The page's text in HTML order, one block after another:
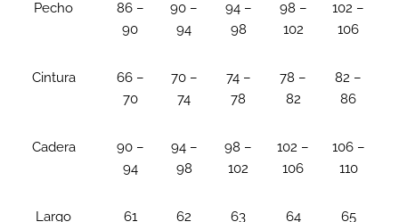
Pecho
86 –
90
90 –
94
94 –
98
98 –
102
102 –
106
Cintura
66 –
70
70 –
74
74 –
78
78 –
82
82 –
86
Cadera
90 –
94
94 –
98
98 –
102
102 –
106
106 –
110
Largo
61 62 63 64 65